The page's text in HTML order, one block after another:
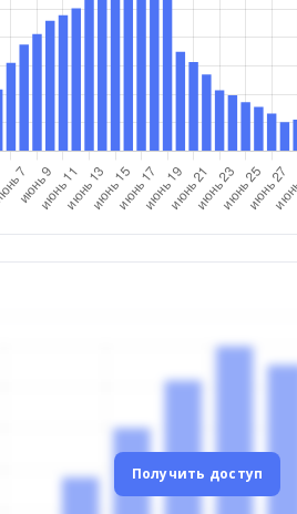
Получить доступ